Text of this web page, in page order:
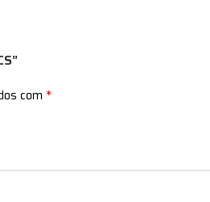
com *